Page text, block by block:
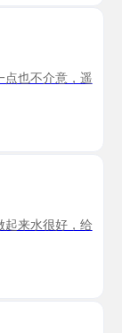
点也不介意，遥
起来水很好，给